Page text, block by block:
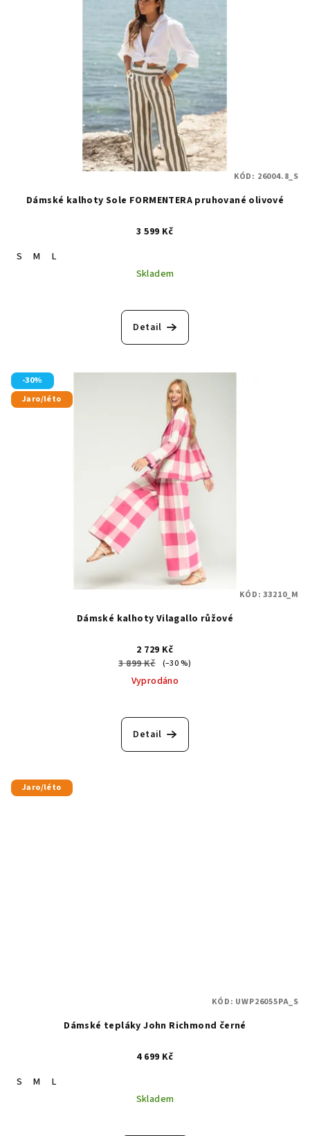
Dámské kalhoty Sole FORMENTERA pruhované olivové
3 599 Kč
S
M
L
Skladem
Detail
KÓD: 26004.8_S
-30%
Jaro/léto
Dámské kalhoty Vilagallo růžové
2 729 Kč
3 899 Kč
(–30 %)
Vyprodáno
Detail
KÓD:33210_M
Jaro/léto
Dámské tepláky John Richmond černé
4 699 Kč
S
M
L
Skladem
KÓD: UWP26055PA_S